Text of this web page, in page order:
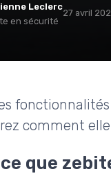
Leclerc
en sécurité
27 avril
comment
que